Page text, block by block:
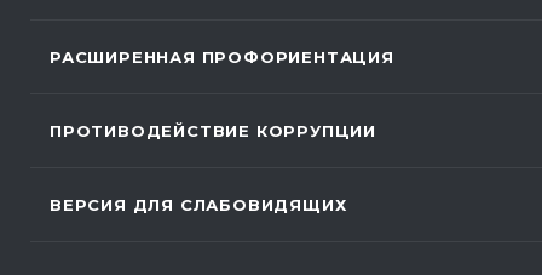
РАСШИРЕННАЯ ПРОФОРИЕНТАЦИЯ
ПРОТИВОДЕЙСТВИЕ КОРРУПЦИИ
ВЕРСИЯ ДЛЯ СЛАБОВИДЯЩИХ